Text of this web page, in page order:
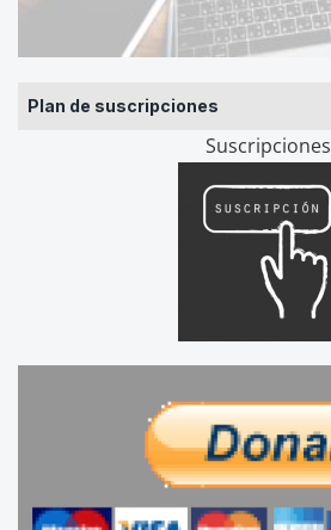
Plan de suscripciones
Suscripciones